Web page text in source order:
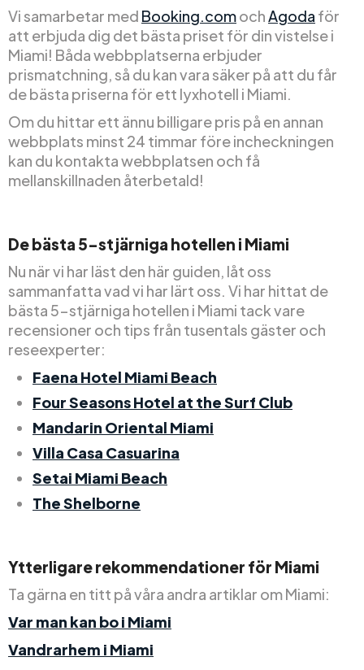
Vi samarbetar med Booking.comochAgoda för
att erbjuda dig det bästa priset för din vistelse i
Miami! Båda webbplatserna erbjuder
prismatchning, så du kan vara säker på att du får
de bästa priserna för ett lyxhotell i Miami.
Om du hittar ett ännu billigare pris på en annan
webbplats minst 24 timmar före incheckningen
kan du kontakta webbplatsen och få
mellanskillnaden återbetald!
De bästa 5-stjärniga hotellen i Miami
Nu när vi har läst den här guiden, låt oss
sammanfatta vad vi har lärt oss. Vi har hittat de
bästa 5-stjärniga hotellen i Miami tack vare
recensioner och tips från tusentals gäster och
reseexperter:
Faena Hotel Miami Beach
Four Seasons Hotel at the Surf Club
Mandarin Oriental Miami
Villa Casa Casuarina
Setai Miami Beach
The Shelborne
Ytterligare rekommendationer för Miami
Ta gärna en titt på våra andra artiklar om Miami:
Var man kan bo i Miami
Vandrarhem i Miami